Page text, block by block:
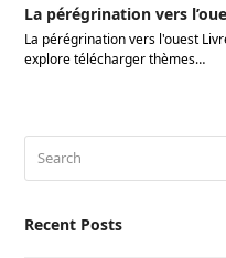
La pérégrination vers
La pérégrination vers l'ouest
explore télécharger thèmes…
Recent Posts